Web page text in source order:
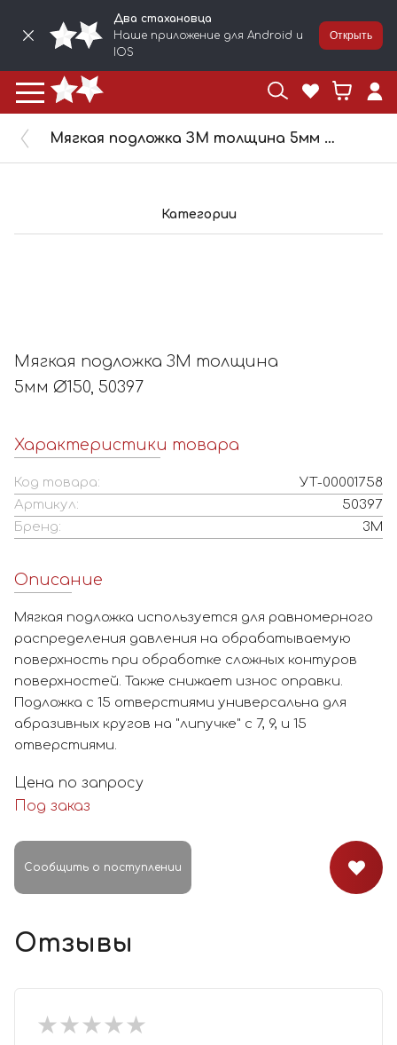
Два стахановца
Наше приложение для Android и
IOS
Открыть
Мягкая подложка ЗМ толщина 5мм Ø150, 50397
Категории
Мягкая подложка ЗМ толщина
5мм Ø150, 50397
Характеристики товара
Код товара:
УТ-00001758
Артикул:
50397
Бренд:
3M
Описание
Мягкая подложка используется для равномерного
распределения давления на обрабатываемую
поверхность при обработке сложных контуров
поверхностей. Также снижает износ оправки.
Подложка с 15 отверстиями универсальна для
абразивных кругов на "липучке" с 7, 9, и 15
отверстиями.
Цена по запросу
Под заказ
Сообщить о поступлении
Отзывы
★★★★★
★★★★★